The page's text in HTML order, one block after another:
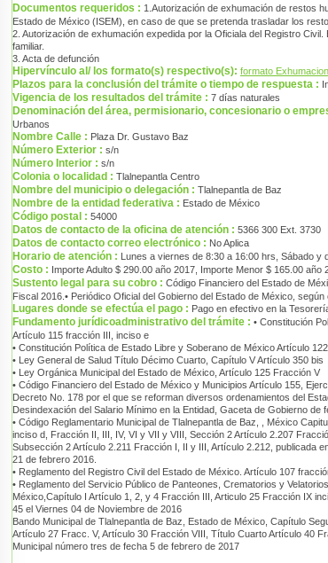
Documentos requeridos : 1.Autorización de exhumación de restos
Estado de México (ISEM), en caso de que se pretenda trasladar los
2. Autorización de exhumación expedida por la Oficiala del Registro
familiar.
3. Acta de defunción
Hipervínculo al/ los formato(s) respectivo(s): formato
Plazos para la conclusión del trámite o tiempo de respuesta :
Vigencia de los resultados del trámite : 7 días naturales
Denominación del área, permisionario, concesionario o
Urbanos
Nombre Calle : Plaza Dr. Gustavo Baz
Número Exterior : s/n
Número Interior : s/n
Colonia o localidad : Tlalnepantla Centro
Nombre del municipio o delegación : Tlalnepantla de Baz
Nombre de la entidad federativa : Estado de México
Código postal : 54000
Datos de contacto de la oficina de atención : 5366 300 Ext. 3730
Datos de contacto correo electrónico : No Aplica
Horario de atención : Lunes a viernes de 8:30 a 16:00 hrs, Sábado y
Costo : Importe Adulto $ 290.00 año 2017, Importe Menor $ 165.00 año
Sustento legal para su cobro : Código Financiero del Estado de
Fiscal 2016.• Periódico Oficial del Gobierno del Estado de México,
Lugares donde se efectúa el pago : Pago en efectivo en la
Fundamento jurídicoadministrativo del trámite : • Constitución
Artículo 115 fracción III, inciso e
• Constitución Política de Estado Libre y Soberano de México Artículo 122.
• Ley General de Salud Título Décimo Cuarto, Capítulo V Artículo 350 bis
• Ley Orgánica Municipal del Estado de México, Artículo 125 Fracción V
• Código Financiero del Estado de México y Municipios Artículo 155,
Decreto No. 178 por el que se reforman diversos ordenamientos del
Desindexación del Salario Mínimo en la Entidad, Gaceta de Gobierno de
• Código Reglamentario Municipal de Tlalnepantla de Baz, , México
inciso d, Fracción II, III, IV, VI y VII y VIII, Sección 2 Artículo 2.207
Subsección 2 Artículo 2.211 Fracción I, II y III, Artículo 2.212, publicada
21 de febrero 2016.
• Reglamento del Registro Civil del Estado de México. Artículo 107
• Reglamento del Servicio Público de Panteones, Crematorios y
México,Capítulo I Artículo 1, 2, y 4 Fracción III, Articulo 25 Fracción IX
45 el Viernes 04 de Noviembre de 2016
Bando Municipal de Tlalnepantla de Baz, Estado de México, Capítulo
Artículo 27 Fracc. V, Artículo 30 Fracción VIII, Título Cuarto Artículo 40
Municipal número tres de fecha 5 de febrero de 2017